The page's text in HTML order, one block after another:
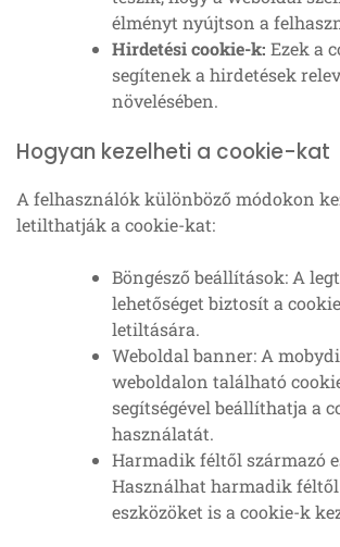
élményt nyújtson a
Hirdetési cookie-k: Ezek a
segítenek a hirdetések
növelésében.
Hogyan kezelheti a cookie-kat
A felhasználók különböző módokon
letilthatják a cookie-kat:
Böngésző beállítások: A
lehetőséget biztosít a
letiltására.
Weboldal banner: A
weboldalon található
segítségével beállíthatja a
használatát.
Harmadik féltől származó
Használhat harmadik
eszközöket is a cookie-k